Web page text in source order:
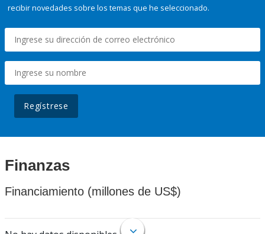
recibir novedades sobre los temas que he seleccionado.
Regístrese
Finanzas
Financiamiento (millones de US$)